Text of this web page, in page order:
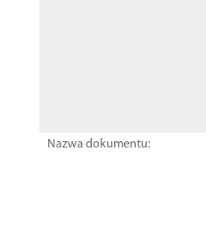
Nazwa dokumentu: